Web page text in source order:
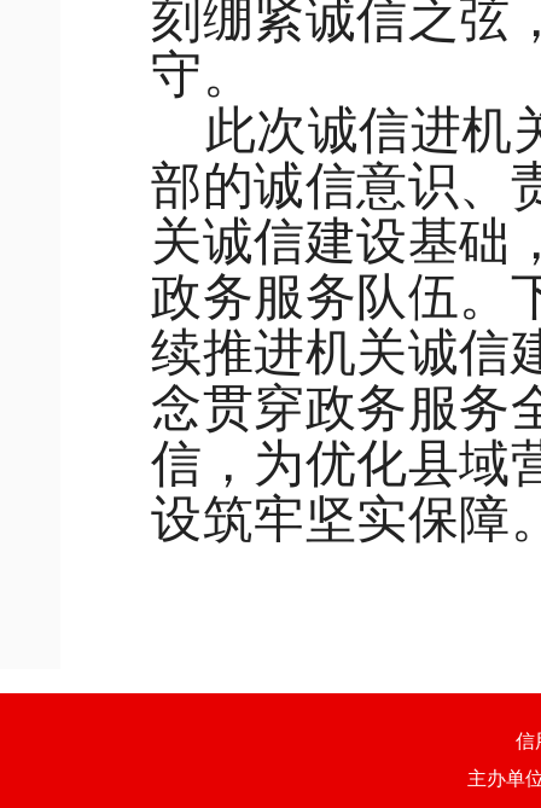
刻绷紧诚信之弦
守。
此次诚信进机
部的诚信意识、
关诚信建设基础
政务服务队伍。
续推进机关诚信
念贯穿政务服务
信，为优化县域
设筑牢坚实保障
信
主办单